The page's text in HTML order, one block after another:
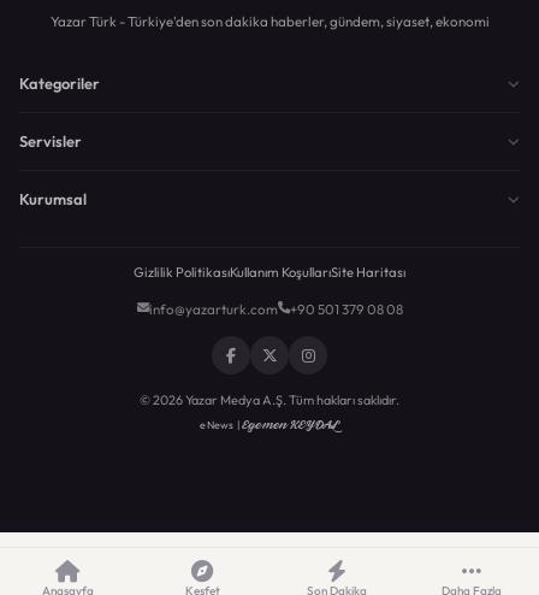
Yazar Türk - Türkiye'den son dakika haberler, gündem, siyaset, ekonomi
Kategoriler
Servisler
Kurumsal
Gizlilik PolitikasıKullanım KoşullarıSite Haritası
info@yazarturk.com +90 501 379 08 08
© 2026 Yazar Medya A.Ş. Tüm hakları saklıdır.
eNews |Egemen KEYDAL
Anasayfa Keşfet Son Dakika Daha Fazla